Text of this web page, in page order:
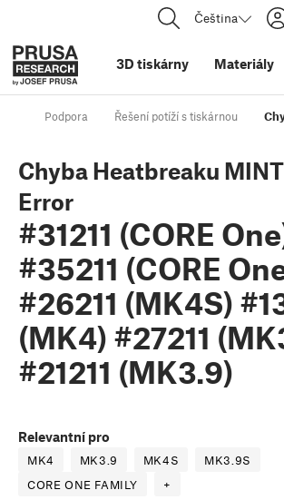
Čeština
3D tiskárny Materiály
Podpora Řešení potíží s tiskárnou
Chyba Heatbreaku
Error
#31211 (CORE
#35211 (CORE
#26211 (MK4S)
(MK4) #27211
#21211 (MK3.9)
Relevantní pro
MK4 MK3.9 MK4S
MK3.9S
CORE ONE FAMILY
+